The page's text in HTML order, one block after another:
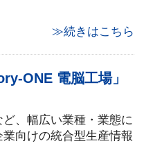
≫続きはこちら
ONE 電脳工場」
、幅広い業種・業態に
向けの統合型生産情報